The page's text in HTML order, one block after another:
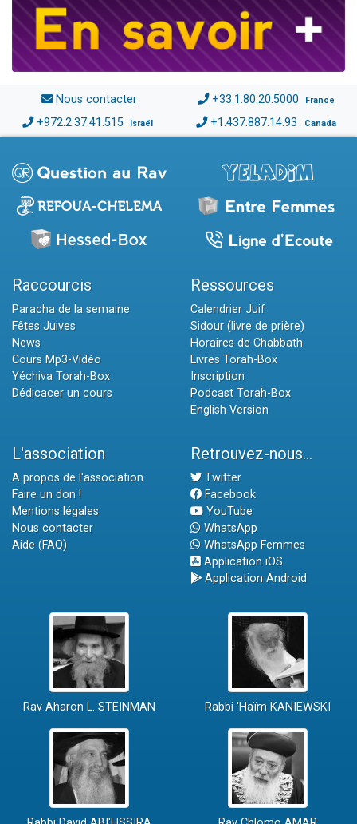
Nous contacter +33.1.80.20.5000 France
+972.2.37.41.515 Israël +1.437.887.14.93 Canada
Raccourcis
Paracha de la semaine
Fêtes Juives
News
Cours Mp3-Vidéo
Yéchiva Torah-Box
Dédicacer un cours
Ressources
Calendrier Juif
Sidour (livre de prière)
Horaires de Chabbath
Livres Torah-Box
Inscription
Podcast Torah-Box
English Version
L'association
A propos de l'association
Faire un don !
Mentions légales
Nous contacter
Aide (FAQ)
Retrouvez-nous...
Twitter
Facebook
YouTube
WhatsApp
WhatsApp Femmes
Application iOS
Application Android
Rav Aharon L. STEINMAN Rabbi 'Haïm KANIEWSKI